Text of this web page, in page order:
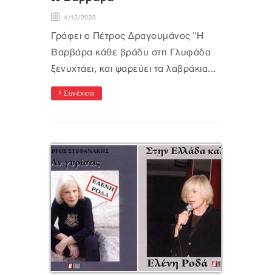
4/12/2023
Γράφει ο Πέτρος Δραγουμάνος "Η
Βαρβάρα κάθε βράδυ στη Γλυφάδα
ξενυχτάει, και ψαρεύει τα λαβράκια...
Συνέχεια